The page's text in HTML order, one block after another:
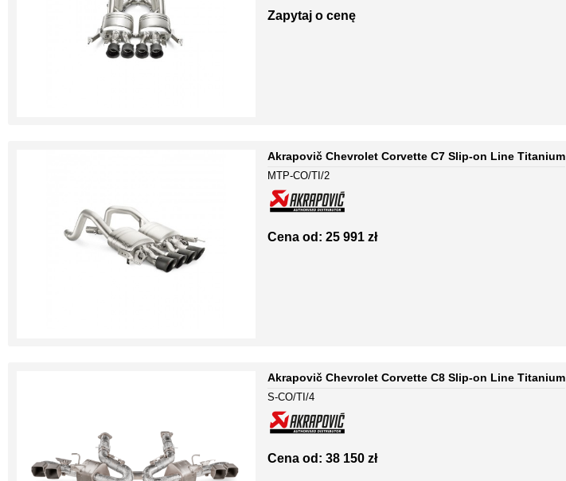
Zapytaj o cenę
Akrapovič Chevrolet Corvette C7 Slip-on Line Titanium
MTP-CO/TI/2
Cena od: 25 991 zł
Akrapovič Chevrolet Corvette C8 Slip-on Line Titanium
S-CO/TI/4
Cena od: 38 150 zł